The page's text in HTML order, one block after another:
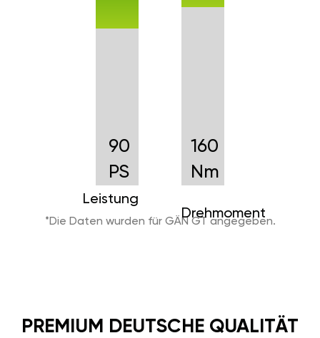
90
PS
Leistung
160
Nm
Drehmoment
*Die Daten wurden für GÄN GT angegeben.
PREMIUM DEUTSCHE QUALITÄT